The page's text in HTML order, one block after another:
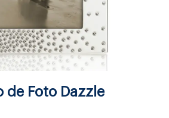
de Foto Dazzle